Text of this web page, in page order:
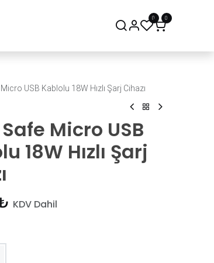
0 0
USB Kablolu 18W Hızlı Şarj Cihazı
Micro USB
18W Hızlı Şarj
KDV Dahil